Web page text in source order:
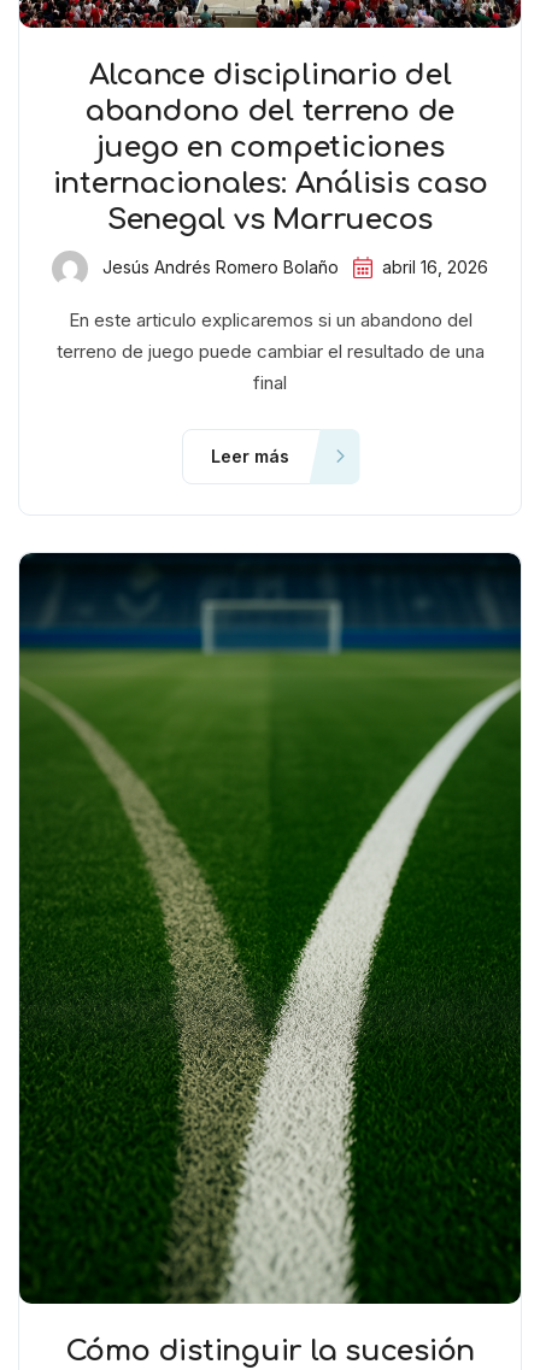
Alcance disciplinario del
abandono del terreno de
juego en competiciones
internacionales: Análisis caso
Senegal vs Marruecos
Jesús Andrés Romero Bolaño abril 16, 2026
En este articulo explicaremos si un abandono del
terreno de juego puede cambiar el resultado de una
final
Leer más
Cómo distinguir la sucesión